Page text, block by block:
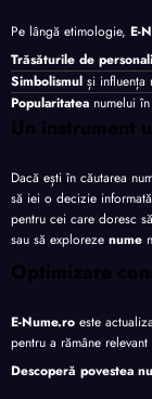
Pe lângă etimologie, E-
Trăsăturile de
Simbolismul și influența
Popularitatea numelui
Un instrument
Dacă ești în căutarea
să iei o decizie
pentru cei care doresc
sau să exploreze nume
Optimizare
E-Nume.ro este
pentru a rămâne
Descoperă povestea